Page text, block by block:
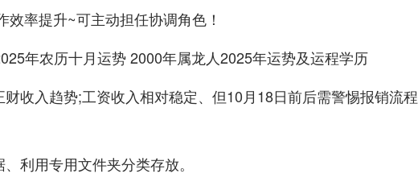
效率提升~可主动担任协调角色！
收入趋势;工资收入相对稳定、但10月18日前后需警惕报销流程
利用专用文件夹分类存放。